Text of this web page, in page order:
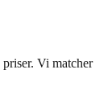
Vi matcher